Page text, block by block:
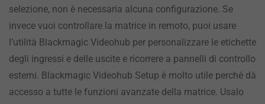
selezione, non è necessaria alcuna configurazione. Se
invece vuoi controllare la matrice in remoto, puoi usare
l’utilità Blackmagic Videohub per personalizzare le etichette
degli ingressi e delle uscite e ricorrere a pannelli di controllo
esterni. Blackmagic Videohub Setup è molto utile perché dà
accesso a tutte le funzioni avanzate della matrice. Usalo